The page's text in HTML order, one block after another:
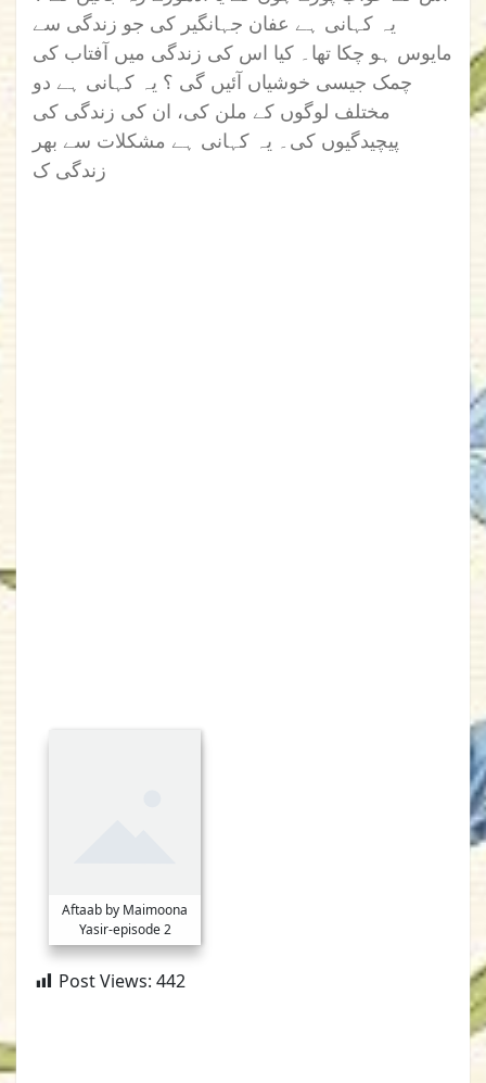
یہ کہانی ہے عفان جہانگیر کی جو زندگی سے
مایوس ہو چکا تھا۔ کیا اس کی زندگی میں آفتاب کی
چمک جیسی خوشیاں آئیں گی ؟ یہ کہانی ہے دو
مختلف لوگوں کے ملن کی، ان کی زندگی کی
پیچیدگیوں کی۔ یہ کہانی ہے مشکلات سے بھر
زندگی ک
Aftaab by Maimoona
Yasir-episode 2
Post Views: 442